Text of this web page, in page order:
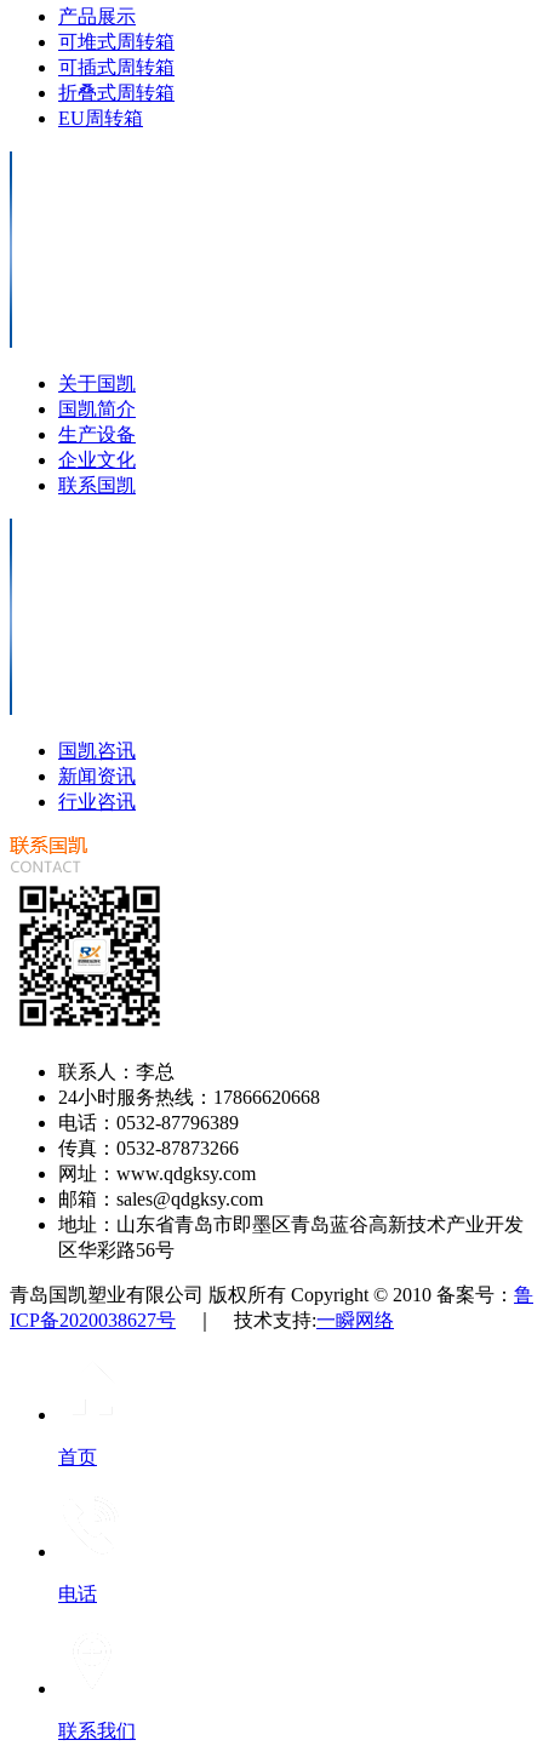
产品展示
可堆式周转箱
可插式周转箱
折叠式周转箱
EU周转箱
关于国凯
国凯简介
生产设备
企业文化
联系国凯
国凯咨讯
新闻资讯
行业咨讯
联系人：李总
24小时服务热线：17866620668
电话：0532-87796389
传真：0532-87873266
网址：www.qdgksy.com
邮箱：sales@qdgksy.com
地址：山东省青岛市即墨区青岛蓝谷高新技术产业开发
区华彩路56号
青岛国凯塑业有限公司 版权所有 Copyright © 2010 备案号： 鲁
ICP备2020038627号 ｜ 技术支持:一瞬网络
首页
电话
联系我们